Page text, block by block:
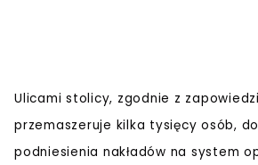
Ulicami stolicy, zgodnie z
przemaszeruje kilka tysięcy osób,
podniesienia nakładów na system